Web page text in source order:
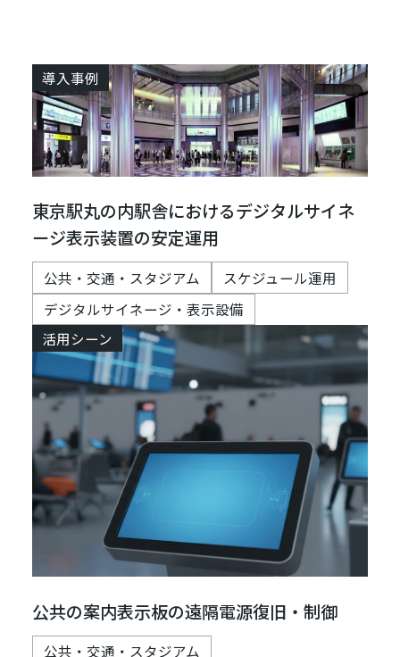
導入事例
東京駅丸の内駅舎におけるデジタルサイネ
ージ表示装置の安定運用
公共・交通・スタジアム
スケジュール運用
デジタルサイネージ・表示設備
活用シーン
公共の案内表示板の遠隔電源復旧・制御
公共・交通・スタジアム